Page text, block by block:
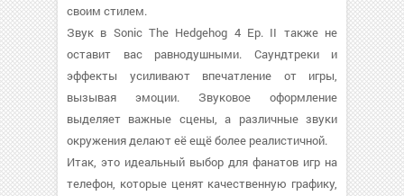
своим стилем.
Звук в Sonic The Hedgehog 4 Ep. II также не
оставит вас равнодушными. Саундтреки и
эффекты усиливают впечатление от игры,
вызывая эмоции. Звуковое оформление
выделяет важные сцены, а различные звуки
окружения делают её ещё более реалистичной.
Итак, это идеальный выбор для фанатов игр на
телефон, которые ценят качественную графику,